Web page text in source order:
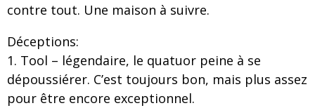
contre tout. Une maison à suivre.
Déceptions:
1. Tool – légendaire, le quatuor peine à se
dépoussiérer. C’est toujours bon, mais plus assez
pour être encore exceptionnel.